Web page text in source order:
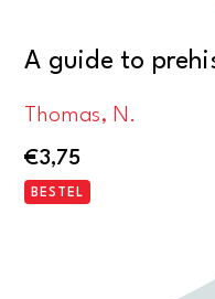
A guide to
Thomas, N.
€3,75
BESTEL